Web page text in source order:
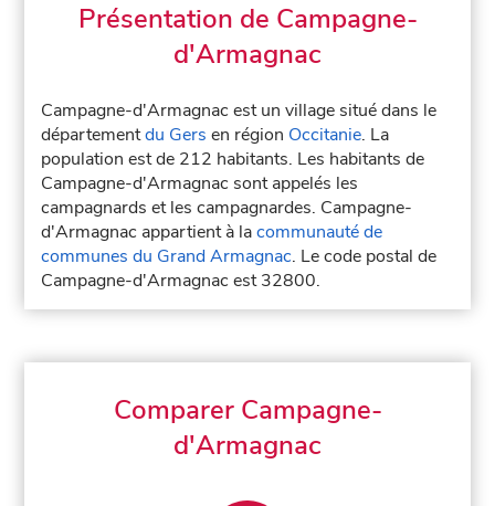
Présentation de Campagne-
d'Armagnac
Campagne-d'Armagnac est un village situé dans le
départementdu Gers en région Occitanie. La
population est de 212 habitants. Les habitants de
Campagne-d'Armagnac sont appelés les
campagnards et les campagnardes. Campagne-
d'Armagnac appartient à lacommunauté de
communes du Grand Armagnac. Le code postal de
Campagne-d'Armagnac est 32800.
Comparer Campagne-
d'Armagnac